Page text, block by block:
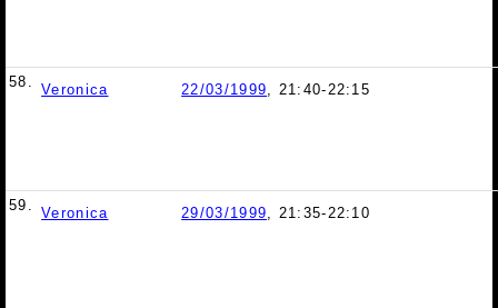
58. Veronica 22/03/1999, 21:40-22:15
59. Veronica 29/03/1999, 21:35-22:10